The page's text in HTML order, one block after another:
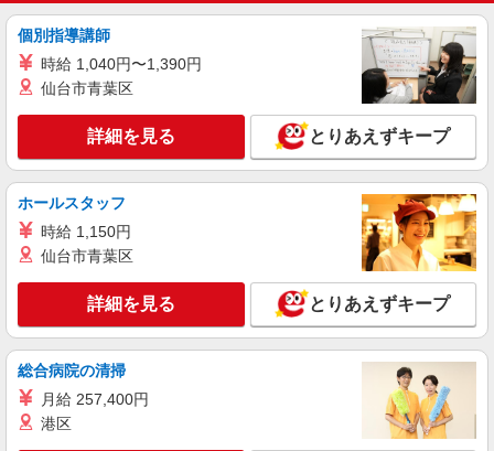
職業紹介
能見台駅│チーム医療の一員。未経験でも力に
【正社員】月給240,000〜400,000円 ・基本
給：200,000円〜220,000円 ・資格手当：10,000〜
30,000円 ・役職手当：10,000〜70,000円 ・処遇改
善手当：20,000〜60,000円（勤続年数、保有資格
により変動） ・固定残業手当：20,000円（10時
間） ※固定残業時間を超過する場合には超過勤務
手当として別途支給 ・夜勤手当：10,000円/1回
歓迎 ・認知症介護基礎研修 ・初任者研修 ・実務
者研修 ・介護福祉士 など
神奈川県横浜市金沢区
詳細を見る
株式会社kotrio /●YK-H-2100854
＜高時給＞金沢文庫駅近くの病院で安定した働
き方を★看護助手♪
時給1600円〜2250円 ＜日払い有/週払い有/交
横浜市金沢区 金沢文庫駅⇒車5分
個別指導講師
時給 1,040円〜1,390円
仙台市青葉区
詳細を見る とりあえずキープ
ホールスタッフ
時給 1,150円
仙台市青葉区
詳細を見る とりあえずキープ
総合病院の清掃
月給 257,400円
港区